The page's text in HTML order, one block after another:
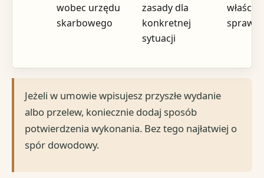
wobec urzędu
skarbowego
zasady dla
konkretnej
sytuacji
sprawy
Jeżeli w umowie wpisujesz przyszłe wydanie
albo przelew, koniecznie dodaj sposób
potwierdzenia wykonania. Bez tego najłatwiej o
spór dowodowy.